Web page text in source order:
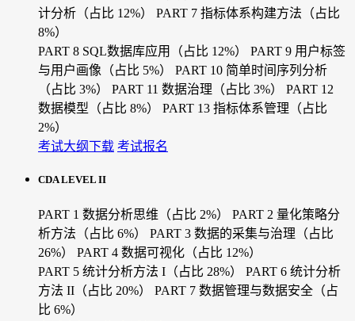
计分析（占比 12%）
PART 7 指标体系构建方法（占比
8%）
PART 8 SQL数据库应用（占比 12%）
PART 9 用户标签
与用户画像（占比 5%）
PART 10 简单时间序列分析
（占比 3%）
PART 11 数据治理（占比 3%）
PART 12
数据模型（占比 8%）
PART 13 指标体系管理（占比
2%）
考试大纲下载 考试报名
CDA LEVEL II
PART 1 数据分析思维（占比 2%）
PART 2 量化策略分
析方法（占比 6%）
PART 3 数据的采集与治理（占比
26%）
PART 4 数据可视化（占比 12%）
PART 5 统计分析方法 I（占比 28%）
PART 6 统计分析
方法 II（占比 20%）
PART 7 数据管理与数据安全（占
比 6%）